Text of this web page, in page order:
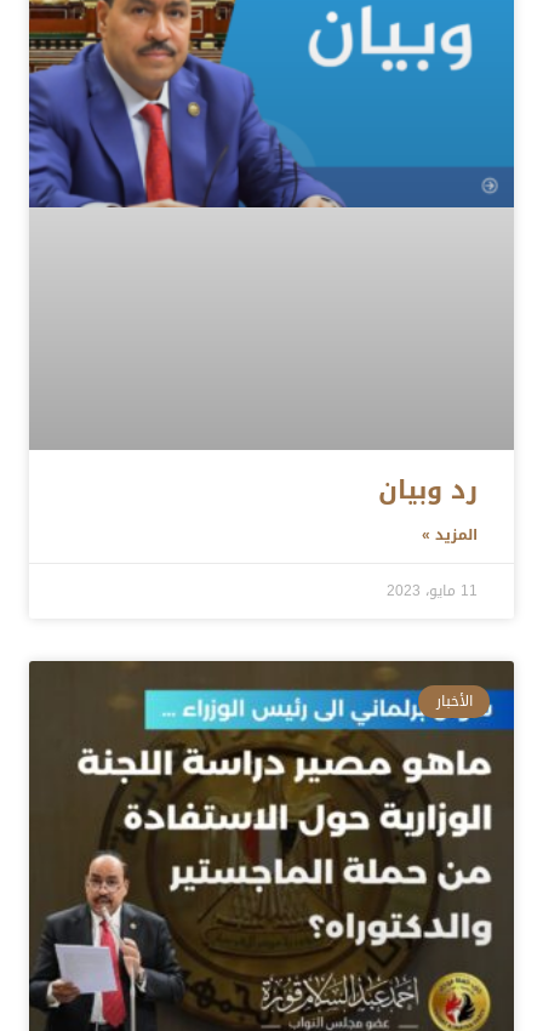
رد وبيان
المزيد »
11 مايو، 2023
الأخبار